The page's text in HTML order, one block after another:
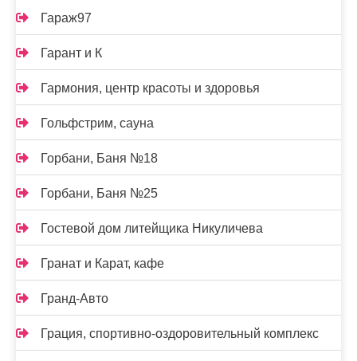
Гараж97
Гарант и К
Гармония, центр красоты и здоровья
Гольфстрим, сауна
Горбани, Баня №18
Горбани, Баня №25
Гостевой дом литейщика Никуличева
Гранат и Карат, кафе
Гранд-Авто
Грация, спортивно-оздоровительный комплекс